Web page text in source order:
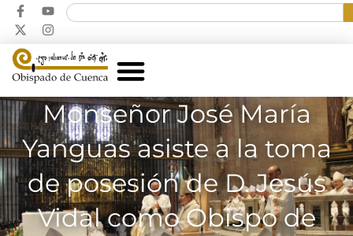
Monseñor José María
Yanguas asiste a la toma
de posesión de D. Jesús
Vidal como Obispo de